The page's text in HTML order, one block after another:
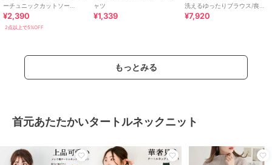
ーチュニックカットソー
[C3864] ｜ノーマルタイプ
¥2,390
2点以上で5%OFF
ャツ
¥1,339
洗えるゆったりブラウス/喪服/
礼服/レディース/法事/卒業式
¥7,920
もっとみる
首元あたたかいタートルネックニット